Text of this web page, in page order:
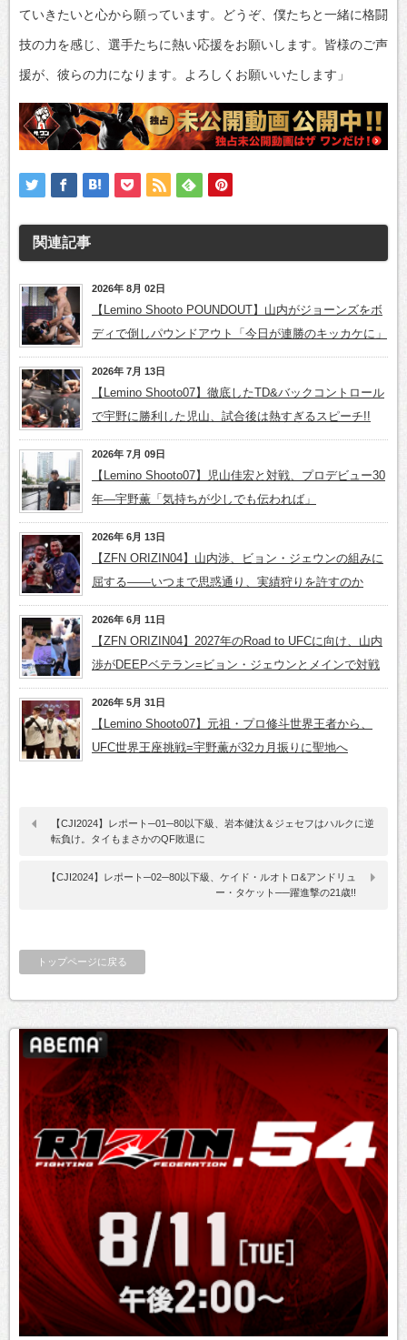
ていきたいと心から願っています。どうぞ、僕たちと一緒に格闘
技の力を感じ、選手たちに熱い応援をお願いします。皆様のご声
援が、彼らの力になります。よろしくお願いいたします」
関連記事
2026年 8月 02日
【Lemino Shooto POUNDOUT】山内がジョーンズをボ
ディで倒しパウンドアウト「今日が連勝のキッカケに」
2026年 7月 13日
【Lemino Shooto07】徹底したTD&バックコントロール
で宇野に勝利した児山、試合後は熱すぎるスピーチ!!
2026年 7月 09日
【Lemino Shooto07】児山佳宏と対戦、プロデビュー30
年―宇野薫「気持ちが少しでも伝われば」
2026年 6月 13日
【ZFN ORIZIN04】山内渉、ビョン・ジェウンの組みに
屈する――いつまで思惑通り、実績狩りを許すのか
2026年 6月 11日
【ZFN ORIZIN04】2027年のRoad to UFCに向け、山内
渉がDEEPベテラン=ビョン・ジェウンとメインで対戦
2026年 5月 31日
【Lemino Shooto07】元祖・プロ修斗世界王者から、
UFC世界王座挑戦=宇野薫が32カ月振りに聖地へ
【CJI2024】レポート─01─80以下級、岩本健汰＆ジェセフはハルクに逆
転負け。タイもまさかのQF敗退に
【CJI2024】レポート─02─80以下級、ケイド・ルオトロ&アンドリュ
ー・タケット──躍進撃の21歳!!
トップページに戻る